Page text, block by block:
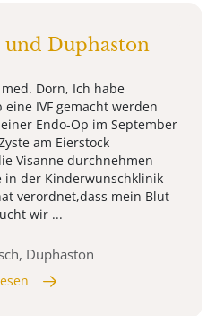
Duphaston
Dorn, Ich habe
IVF gemacht werden
Endo-Op im September
am Eierstock
Visanne durchnehmen
in der Kinderwunschklinik
verordnet,dass mein Blut
wir ...
Duphaston